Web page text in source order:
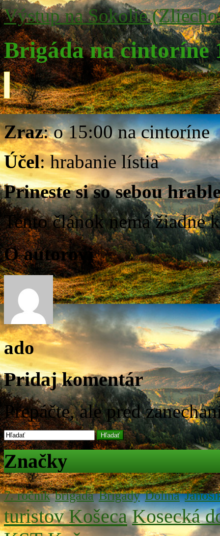
Výstup na Sokolie
Brigáda na cintoríne
Zraz: o 15:00 na cintoríne
Účel: hrabanie lístia
Prineste si so sebou
Tento článok nemá žiadne
O autorovi
ado
Pridaj komentár
Prepáčte, ale pred
Hľadať
Značky
7. ročník brigada Brigády Dolina
turistov Košeca Kosecká